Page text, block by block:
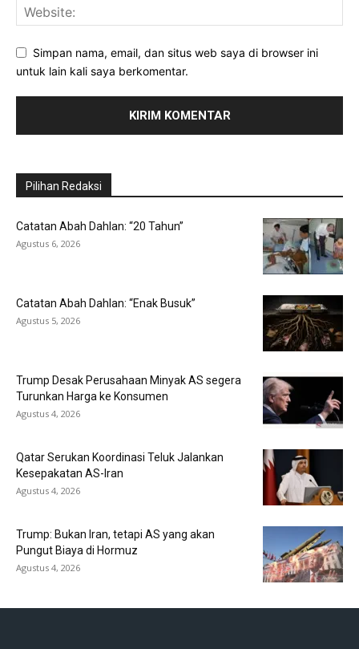
Simpan nama, email, dan situs web saya di browser ini
untuk lain kali saya berkomentar.
Pilihan Redaksi
Catatan Abah Dahlan: “20 Tahun”
Agustus 6, 2026
Catatan Abah Dahlan: “Enak Busuk”
Agustus 5, 2026
Trump Desak Perusahaan Minyak AS segera
Turunkan Harga ke Konsumen
Agustus 4, 2026
Qatar Serukan Koordinasi Teluk Jalankan
Kesepakatan AS-Iran
Agustus 4, 2026
Trump: Bukan Iran, tetapi AS yang akan
Pungut Biaya di Hormuz
Agustus 4, 2026